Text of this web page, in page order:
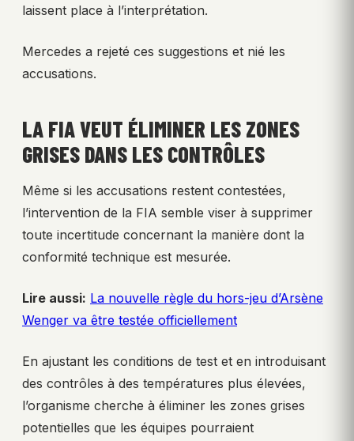
laissent place à l’interprétation.
Mercedes a rejeté ces suggestions et nié les
accusations.
LA FIA VEUT ÉLIMINER LES ZONES
GRISES DANS LES CONTRÔLES
Même si les accusations restent contestées,
l’intervention de la FIA semble viser à supprimer
toute incertitude concernant la manière dont la
conformité technique est mesurée.
Lire aussi: La nouvelle règle du hors-jeu d’Arsène
Wenger va être testée officiellement
En ajustant les conditions de test et en introduisant
des contrôles à des températures plus élevées,
l’organisme cherche à éliminer les zones grises
potentielles que les équipes pourraient